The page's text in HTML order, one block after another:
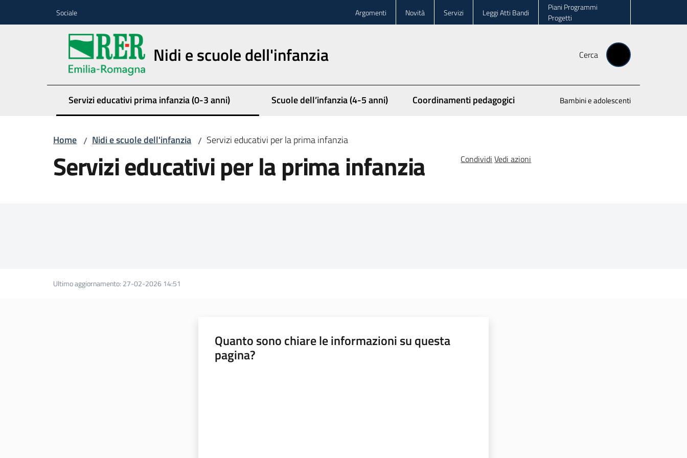
Sociale Argomenti Novità Servizi Leggi Atti Bandi
Piani Programmi
Progetti
Nidi e scuole dell'infanzia Cerca
Servizi educativi prima infanzia (0-3 anni) Scuole dell’infanzia (4-5 anni) Coordinamenti pedagogici Bambini e adolescenti
Home / Nidi e scuole dell'infanzia / Servizi educativi per la prima infanzia
Servizi educativi per la prima infanzia Condividi Vedi azioni
Ultimo aggiornamento: 27-02-2026 14:51
Quanto sono chiare le informazioni su questa
pagina?